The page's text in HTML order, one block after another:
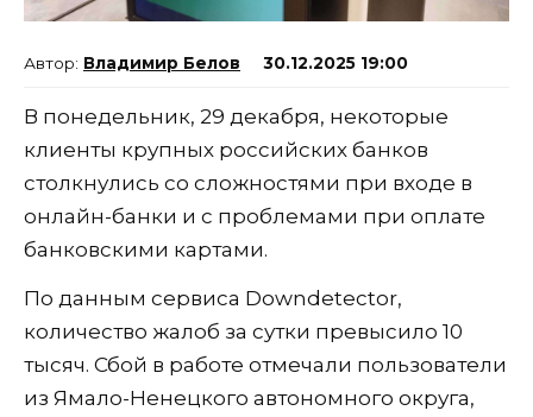
Владимир Белов 30.12.2025 19:00
В понедельник, 29 декабря, некоторые
клиенты крупных российских банков
столкнулись со сложностями при входе в
онлайн-банки и с проблемами при оплате
банковскими картами.
По данным сервиса Downdetector,
количество жалоб за сутки превысило 10
тысяч. Сбой в работе отмечали пользователи
из Ямало-Ненецкого автономного округа,